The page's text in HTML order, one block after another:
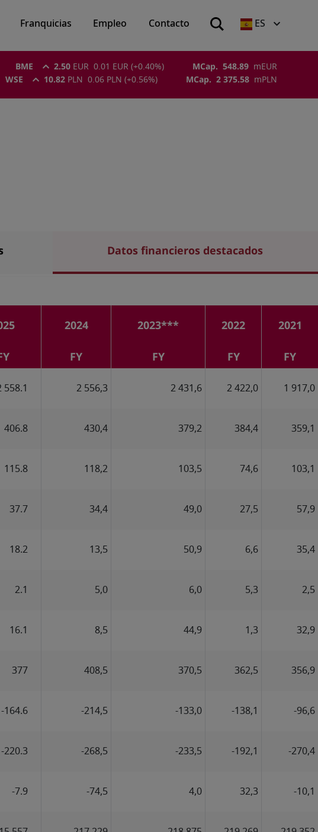
Franquicias Empleo Contacto ES
BME 2.50 EUR 0.01 EUR (+0.40%) MCap. 548.89 m EUR
WSE
10.82 PLN 0.06 PLN (+0.56%) MCap. 2 375.58 m PLN
Datos financieros destacados
2024 2023*** 2022 2021
FY FY FY FY FY
558.1 2 556,3 2 431,6 2 422,0 1 917,0
406.8 430,4 379,2 384,4 359,1
115.8 118,2 103,5 74,6 103,1
37.7 34,4 49,0 27,5 57,9
18.2 13,5 50,9 6,6 35,4
2.1 5,0 6,0 5,3 2,5
16.1 8,5 44,9 1,3 32,9
377 408,5 370,5 362,5 356,9
-164.6 -214,5 -133,0 -138,1 -96,6
-220.3 -268,5 -233,5 -192,1 -270,4
-7.9 -74,5 4,0 32,3 -10,1